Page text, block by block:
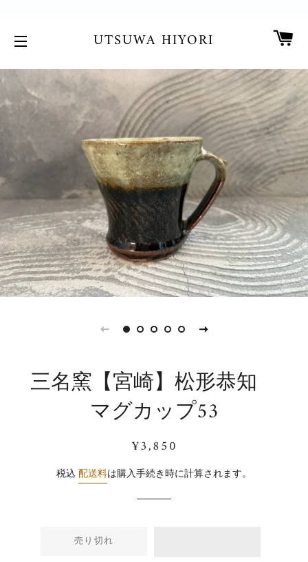
UTSUWA HIYORI
三名窯【宮崎】松形恭知
マグカップ53
通
価
販
価
¥3,850
税込 配送料は購入手続き時に計算されます。
売り切れ